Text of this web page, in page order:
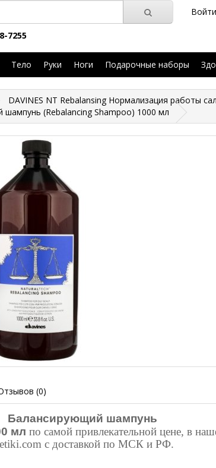
7255
Войти
Тело Руки Ноги Подарочные наборы
DAVINES NT Rebalansing Нормализация работы
шампунь (Rebalancing Shampoo) 1000 мл
(0)
Балансирующий шампунь
мл по самой привлекательной цене, в
с доставкой по МСК и РФ.